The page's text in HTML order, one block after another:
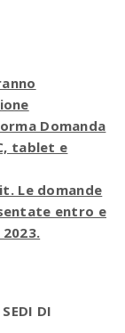
Domanda
tablet e
Le domande
entro e
DI